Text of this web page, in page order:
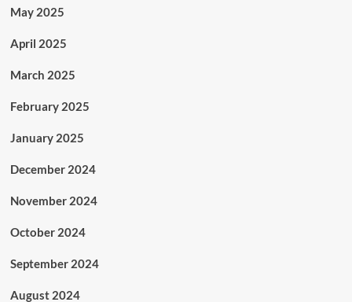
May 2025
April 2025
March 2025
February 2025
January 2025
December 2024
November 2024
October 2024
September 2024
August 2024